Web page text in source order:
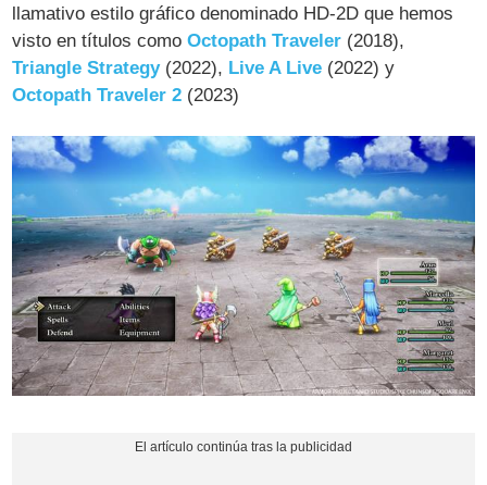
llamativo estilo gráfico denominado HD-2D que hemos
visto en títulos comoOctopath Traveler (2018),
Triangle Strategy(2022), Live A Live (2022) y
Octopath Traveler 2 (2023)